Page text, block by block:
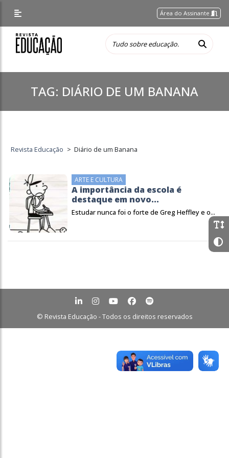
Área do Assinante
TAG: DIÁRIO DE UM BANANA
Revista Educação > Diário de um Banana
ARTE E CULTURA
A importância da escola é
destaque em novo...
Estudar nunca foi o forte de Greg Heffley e o...
© Revista Educação - Todos os direitos reservados